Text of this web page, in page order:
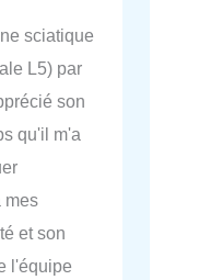
sciatique
L5) par
son
qu'il m'a
mes
et son
l'équipe